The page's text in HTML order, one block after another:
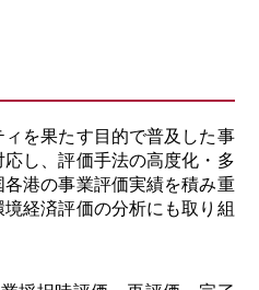
を果たす目的で普及した事
し、評価手法の高度化・多
港の事業評価実績を積み重
経済評価の分析にも取り組